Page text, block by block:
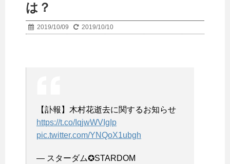
は？
2019/10/09 2019/10/10
【訃報】木村花逝去に関するお知らせ
https://t.co/IqjwWVIgIp
pic.twitter.com/YNQoX1ubgh
— スターダム✪STARDOM